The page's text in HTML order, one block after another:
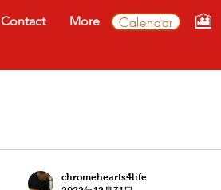
Contact More Calendar 🎦
chromehearts4life